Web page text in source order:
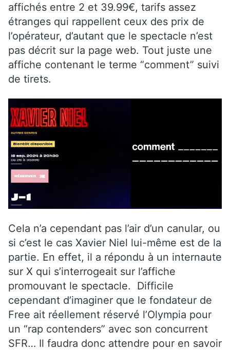
affichés entre 2 et 39.99€, tarifs assez
étranges qui rappellent ceux des prix de
l’opérateur, d’autant que le spectacle n’est
pas décrit sur la page web. Tout juste une
affiche contenant le terme “comment” suivi
de tirets.
Cela n’a cependant pas l’air d’un canular, ou
si c’est le cas Xavier Niel lui-même est de la
partie. En effet, il a répondu à un internaute
sur X qui s’interrogeait sur l’affiche
promouvant le spectacle. Difficile
cependant d’imaginer que le fondateur de
Free ait réellement réservé l’Olympia pour
un “rap contenders” avec son concurrent
SFR… Il faudra donc attendre pour en savoir